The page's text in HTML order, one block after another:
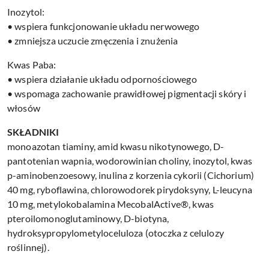
Inozytol:
• wspiera funkcjonowanie układu nerwowego
• zmniejsza uczucie zmęczenia i znużenia
Kwas Paba:
• wspiera działanie układu odpornościowego
• wspomaga zachowanie prawidłowej pigmentacji skóry i
włosów
SKŁADNIKI
monoazotan tiaminy, amid kwasu nikotynowego, D-
pantotenian wapnia, wodorowinian choliny, inozytol, kwas
p-aminobenzoesowy, inulina z korzenia cykorii (Cichorium)
40 mg, ryboflawina, chlorowodorek pirydoksyny, L-leucyna
10 mg, metylokobalamina MecobalActive®, kwas
pteroilomonoglutaminowy, D-biotyna,
hydroksypropylometyloceluloza (otoczka z celulozy
roślinnej).